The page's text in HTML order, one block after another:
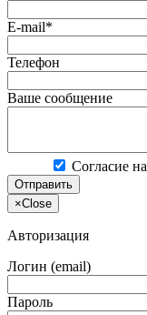
E-mail*
Телефон
Ваше сообщение
Согласие на
Отправить
×Close
Авторизация
Логин (email)
Пароль